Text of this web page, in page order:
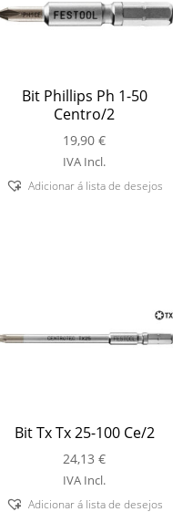
Bit Phillips Ph 1-50
Centro/2
19,90€
IVA Incl.
Adicionar á lista de desejos
Bit Tx Tx 25-100 Ce/2
24,13€
IVA Incl.
Adicionar á lista de desejos